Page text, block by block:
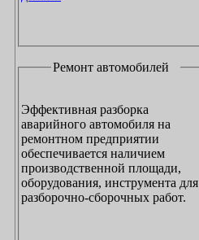
Ремонт автомобилей
Эффективная разборка
аварийного автомобиля на
ремонтном предприятии
обеспечивается наличием
производственной площади,
оборудования, инструмента для
разборочно-сборочных работ.